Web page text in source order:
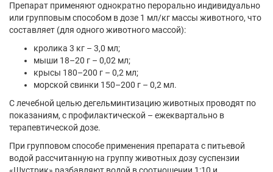
Препарат применяют однократно перорально индивидуально
или групповым способом в дозе 1 мл/кг массы животного, что
составляет (для одного животного массой):
кролика 3 кг – 3,0 мл;
мыши 18–20 г – 0,02 мл;
крысы 180–200 г – 0,2 мл;
морской свинки 150–200 г – 0,2 мл.
С лечебной целью дегельминтизацию животных проводят по
показаниям, с профилактической – ежеквартально в
терапевтической дозе.
При групповом способе применения препарата с питьевой
водой рассчитанную на группу животных дозу суспензии